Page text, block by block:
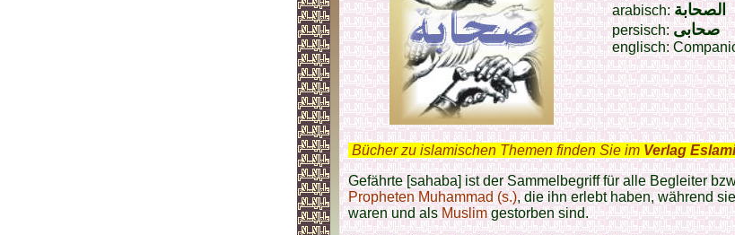
arabisch:الصحابة
persisch: صحابى
englisch:
Bücher zu islamischen Themen finden Sie im Verlag
Gefährte [sahaba] ist der Sammelbegriff für alle Begleiter
Propheten Muhammad (s.), die ihn erlebt haben, während
waren und alsMuslimgestorben sind.